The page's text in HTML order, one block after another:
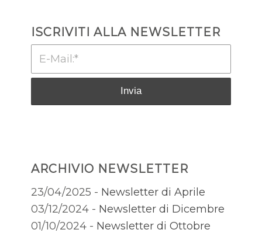
ISCRIVITI ALLA NEWSLETTER
ARCHIVIO NEWSLETTER
23/04/2025 - Newsletter di Aprile
03/12/2024 - Newsletter di Dicembre
01/10/2024 - Newsletter di Ottobre